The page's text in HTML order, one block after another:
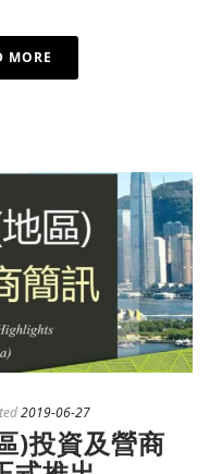
MORE
2019-06-27
)投資及營商